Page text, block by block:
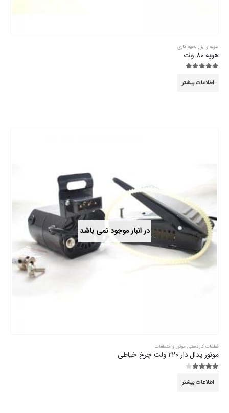
هویه و ابزار لحیم کاری
هویه 80 وات
اطلاعات بیشتر
در انبار موجود نمی باشد
قطعات کاردستی, موتور و متعلقات
موتور پدال دار 220 ولت چرخ خیاطی
اطلاعات بیشتر